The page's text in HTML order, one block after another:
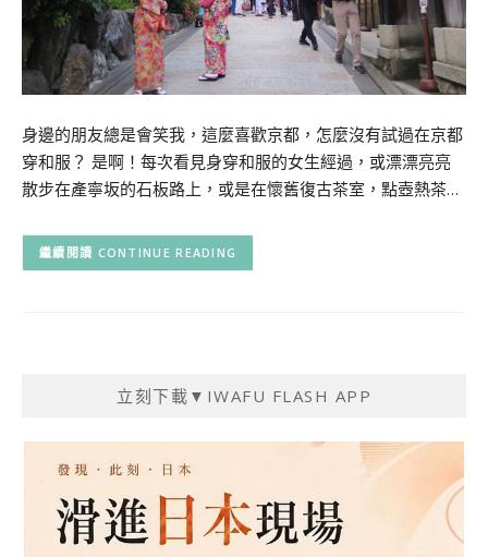
身邊的朋友總是會笑我，這麼喜歡京都，怎麼沒有試過在京都
穿和服？ 是啊！每次看見身穿和服的女生經過，或漂漂亮亮
散步在產寧坂的石板路上，或是在懷舊復古茶室，點壺熱茶…
CONTINUE READING
立刻下載▼IWAFU FLASH APP